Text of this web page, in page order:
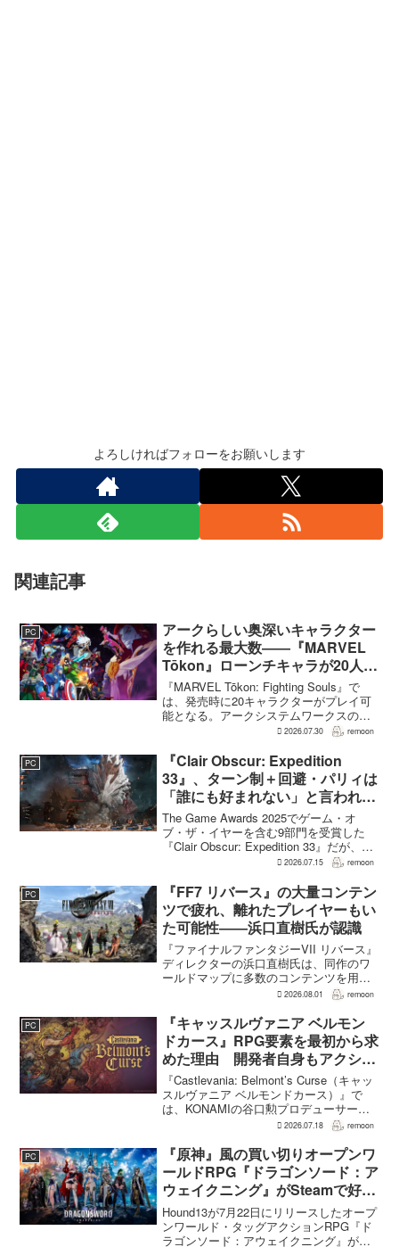
よろしければフォローをお願いします
関連記事
PC
アークらしい奥深いキャラクター
を作れる最大数――『MARVEL
Tōkon』ローンチキャラが20人に
なった理由
『MARVEL Tōkon: Fighting Souls』で
は、発売時に20キャラクターがプレイ可
能となる。アークシステムワークスの山
中丈嗣プロデューサーは、この人数につ
果だと説明。そのうえで、同社らし...
2026.07.30 remoon
PC
『Clair Obscur: Expedition
33』、ターン制＋回避・パリィは
「誰にも好まれない」と言われて
いた 開発陣は実際に遊んだ面白
さを優先
The Game Awards 2025でゲーム・オ
ブ・ザ・イヤーを含む9部門を受賞した
『Clair Obscur: Expedition 33』だが、タ
ーン制バトルに回避やパリィを組み合わ
い」と何度も言...
2026.07.15 remoon
PC
『FF7 リバース』の大量コンテン
ツで疲れ、離れたプレイヤーもい
た可能性――浜口直樹氏が認識
『ファイナルファンタジーVII リバース』
ディレクターの浜口直樹氏は、同作のワ
ールドマップに多数のコンテンツを用意
したことで、一部のプレイヤーが疲れを
性があるとの認識を示した。
GamesRadar+のイン...
2026.08.01 remoon
PC
『キャッスルヴァニア ベルモン
ドカース』RPG要素を最初から求
めた理由 開発者自身もアクショ
ンのつらさを実感
『Castlevania: Belmont’s Curse（キャッ
スルヴァニア ベルモンドカース）』で
は、KONAMIの谷口勲プロデューサー
が、レベルアップを含むRPG的システム
何度も挑戦すれば先へ進める...
2026.07.18 remoon
PC
『原神』風の買い切りオープンワ
ールドRPG『ドラゴンソード：ア
ウェイクニング』がSteamで好発
進。価格3,480円、レビュー5,000
件超で約90％好評
Hound13が7月22日にリリースしたオープ
ンワールド・タッグアクションRPG『ド
ラゴンソード：アウェイクニング』が、